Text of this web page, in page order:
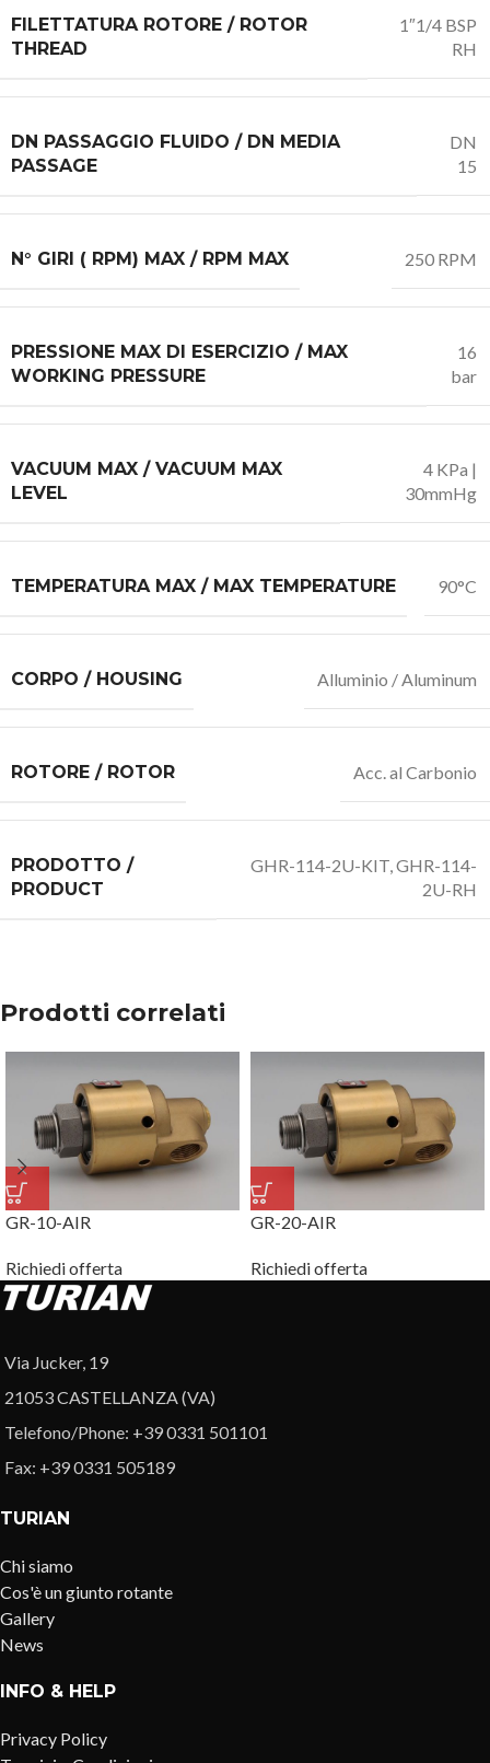
FILETTATURA ROTORE / ROTOR
THREAD
1″1/4 BSP
RH
DN PASSAGGIO FLUIDO / DN MEDIA
PASSAGE
DN
15
N° GIRI ( RPM) MAX / RPM MAX 250 RPM
PRESSIONE MAX DI ESERCIZIO / MAX
WORKING PRESSURE
16
bar
VACUUM MAX / VACUUM MAX
LEVEL
4 KPa |
30mmHg
TEMPERATURA MAX / MAX TEMPERATURE 90°C
CORPO / HOUSING Alluminio / Aluminum
ROTORE / ROTOR Acc. al Carbonio
PRODOTTO /
PRODUCT
GHR-114-2U-KIT,GHR-114-
2U-RH
Prodotti correlati
GR-10-AIR
Richiedi offerta
GR-20-AIR
Richiedi offerta
Via Jucker, 19
21053 CASTELLANZA (VA)
Telefono/Phone: +39 0331 501101
Fax: +39 0331 505189
TURIAN
Chi siamo
Cos'è un giunto rotante
Gallery
News
INFO & HELP
Privacy Policy